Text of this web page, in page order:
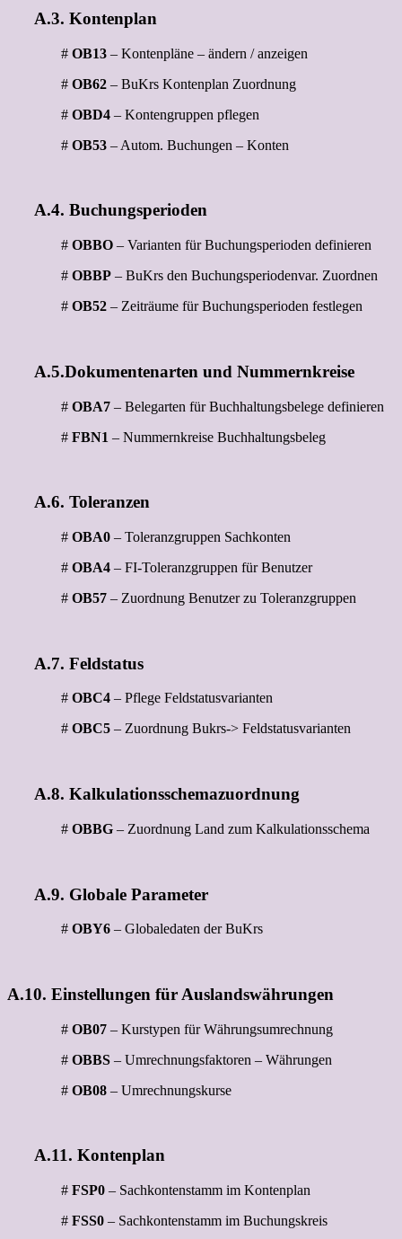
A.3. Kontenplan
# OB13 – Kontenpläne – ändern / anzeigen
# OB62 – BuKrs Kontenplan Zuordnung
# OBD4 – Kontengruppen pflegen
# OB53 – Autom. Buchungen – Konten
A.4. Buchungsperioden
# OBBO – Varianten für Buchungsperioden definieren
# OBBP – BuKrs den Buchungsperiodenvar. Zuordnen
# OB52 – Zeiträume für Buchungsperioden festlegen
A.5.Dokumentenarten und Nummernkreise
# OBA7 – Belegarten für Buchhaltungsbelege definieren
# FBN1 – Nummernkreise Buchhaltungsbeleg
A.6. Toleranzen
# OBA0 – Toleranzgruppen Sachkonten
# OBA4 – FI-Toleranzgruppen für Benutzer
# OB57 – Zuordnung Benutzer zu Toleranzgruppen
A.7. Feldstatus
# OBC4 – Pflege Feldstatusvarianten
# OBC5 – Zuordnung Bukrs-> Feldstatusvarianten
A.8. Kalkulationsschemazuordnung
# OBBG – Zuordnung Land zum Kalkulationsschema
A.9. Globale Parameter
# OBY6 – Globaledaten der BuKrs
A.10. Einstellungen für Auslandswährungen
# OB07 – Kurstypen für Währungsumrechnung
# OBBS – Umrechnungsfaktoren – Währungen
# OB08 – Umrechnungskurse
A.11. Kontenplan
# FSP0 – Sachkontenstamm im Kontenplan
# FSS0 – Sachkontenstamm im Buchungskreis